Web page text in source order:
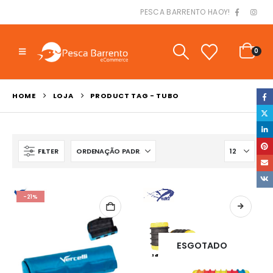
PESCA BARRENTO HAOY!
0
HOME LOJA PRODUCT TAG - TUBO
FILTER
-21%
ESGOTADO